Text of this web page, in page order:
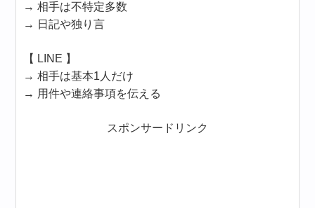
→ 相手は不特定多数
→ 日記や独り言
【 LINE 】
→ 相手は基本1人だけ
→ 用件や連絡事項を伝える
スポンサードリンク